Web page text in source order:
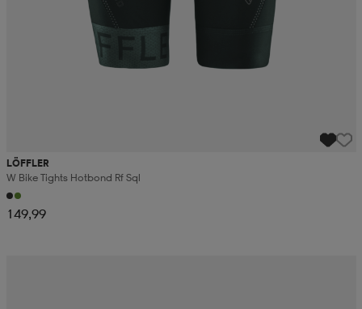
LÖFFLER
W Bike Tights Hotbond Rf Sql
149,99